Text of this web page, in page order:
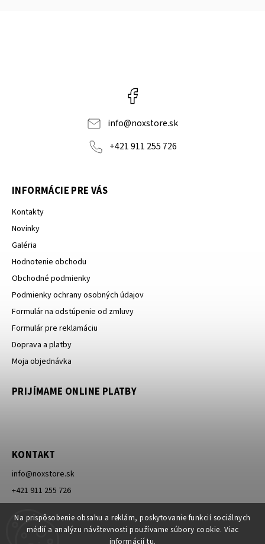
Na prispôsobenie obsahu a reklám, poskytovanie funkcií sociálnych
médií a analýzu návštevnosti používame súbory cookie. Viac
informácií tu.
info@noxstore.sk
+421 911 255 726
INFORMÁCIE PRE VÁS
Kontakty
Novinky
Galéria
Hodnotenie obchodu
Obchodné podmienky
Podmienky ochrany osobných údajov
Formulár na odstúpenie od zmluvy
Formulár pre reklamáciu
Doprava a platby
Moja objednávka
PRIJÍMAME ONLINE PLATBY
KONTAKT
info@noxstore.sk
+421 911 255 726